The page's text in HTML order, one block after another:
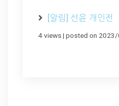
[알림] 선윤 개인전
4 views| posted on